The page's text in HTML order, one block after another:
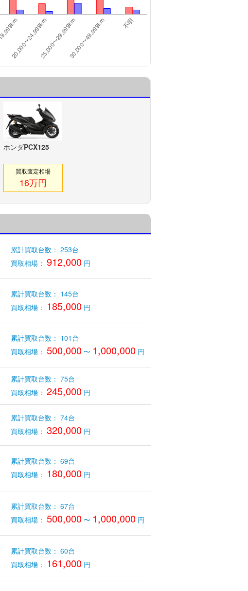
ホンダPCX125
買取査定相場
16万円
累計買取台数： 253台
買取相場： 912,000 円
累計買取台数： 145台
買取相場： 185,000 円
累計買取台数： 101台
買取相場： 500,000 〜 1,000,000 円
累計買取台数： 75台
買取相場： 245,000 円
累計買取台数： 74台
買取相場： 320,000 円
累計買取台数： 69台
買取相場： 180,000 円
累計買取台数： 67台
買取相場： 500,000 〜 1,000,000 円
累計買取台数： 60台
買取相場： 161,000 円